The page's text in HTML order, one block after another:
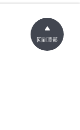
回到顶部